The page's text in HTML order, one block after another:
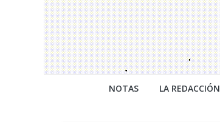
NOTAS LA REDACCIÓN